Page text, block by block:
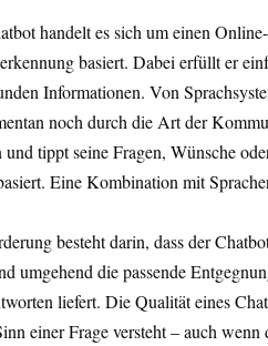
handelt es sich um einen
basiert. Dabei erfüllt er
Informationen. Von
noch durch die Art der
und tippt seine Fragen, Wünsche
Eine Kombination mit
besteht darin, dass der
umgehend die passende
liefert. Die Qualität eines
einer Frage versteht – auch